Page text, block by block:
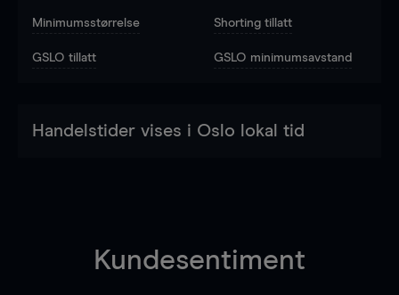
Minimumsstørrelse Shorting tillatt
GSLO tillatt GSLO minimumsavstand
Handelstider vises i Oslo lokal tid
Kundesentiment